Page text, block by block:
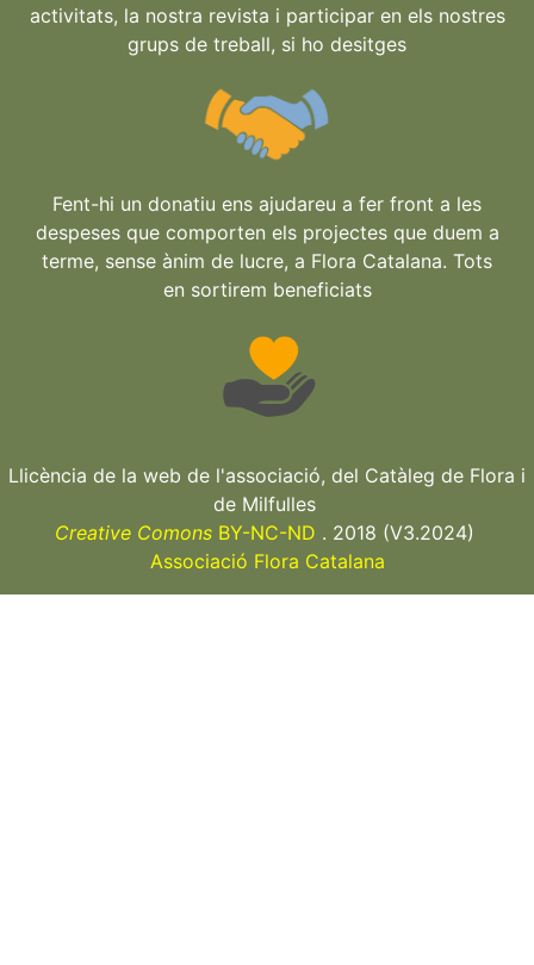
activitats, la nostra revista i participar en els nostres
grups de treball, si ho desitges
Fent-hi un donatiu ens ajudareu a fer front a les
despeses que comporten els projectes que duem a
terme, sense ànim de lucre, a Flora Catalana. Tots
en sortirem beneficiats
Llicència de la web de l'associació, del Catàleg de Flora i
de Milfulles
Creative ComonsBY-NC-ND . 2018 (V3.2024)
Associació Flora Catalana